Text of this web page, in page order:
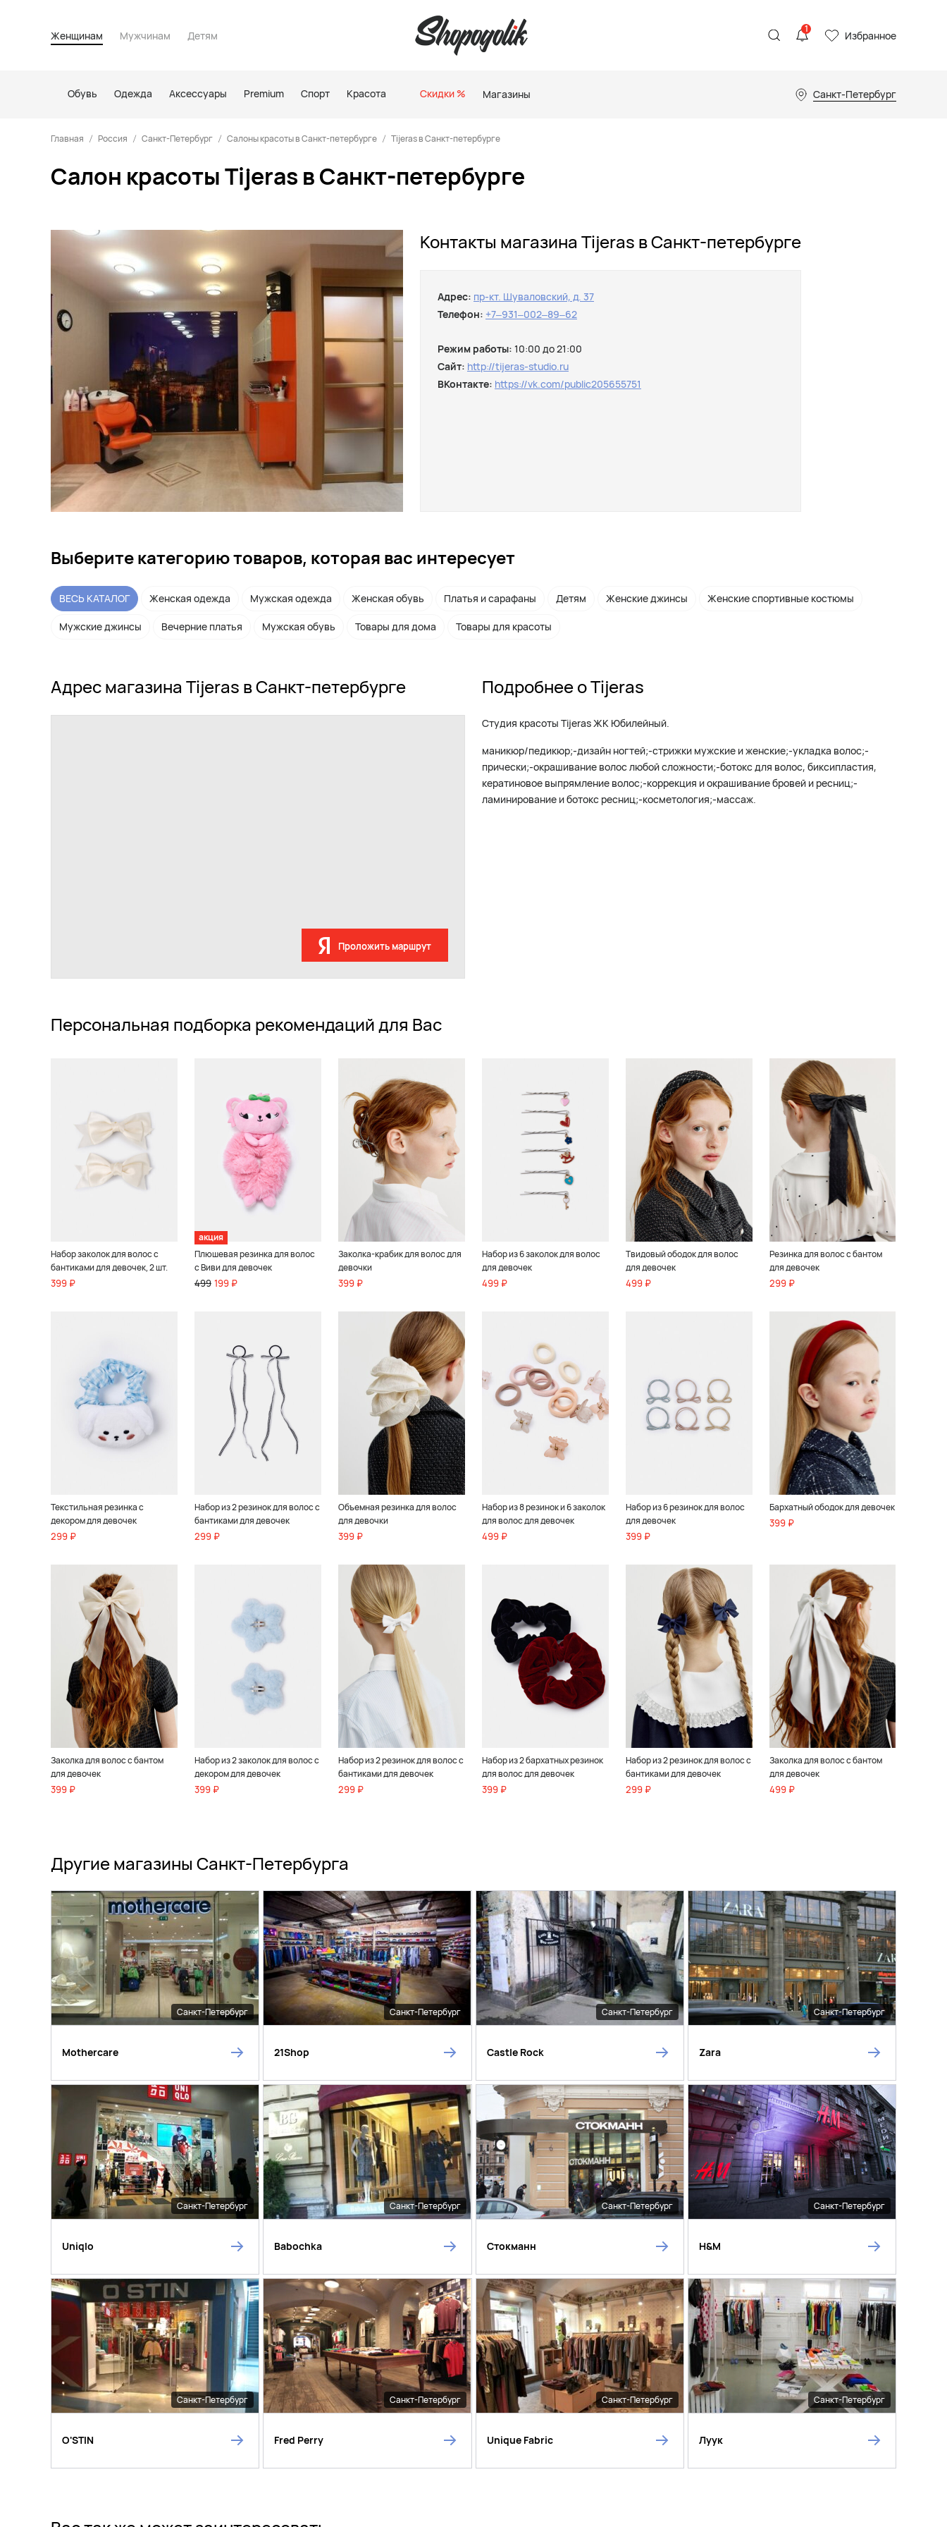
Женщинам Мужчинам Детям
1 Избранное
Обувь Одежда Аксессуары Premium Спорт Красота Скидки % Магазины Санкт-Петербург
Главная Россия Санкт-Петербург Салоны красоты в Санкт-петербурге Tijeras в Санкт-петербурге
Салон красоты Tijeras в Санкт-петербурге
Контакты магазина Tijeras в Санкт-петербурге
Адрес: пр-кт. Шуваловский, д. 37
Телефон: +7‒931‒002‒89‒62
Режим работы: 10:00 до 21:00
Сайт: http://tijeras-studio.ru
ВКонтакте: https://vk.com/public205655751
Выберите категорию товаров, которая вас интересует
ВЕСЬ КАТАЛОГ Женская одежда Мужская одежда Женская обувь Платья и сарафаны Детям Женские джинсы Женские спортивные костюмы
Мужские джинсы Вечерние платья Мужская обувь Товары для дома Товары для красоты
Адрес магазина Tijeras в Санкт-петербурге
Проложить маршрут
Подробнее о Tijeras
Студия красоты Tijeras ЖК Юбилейный.
маникюр/педикюр;-дизайн ногтей;-стрижки мужские и женские;-укладка волос;-
прически;-окрашивание волос любой сложности;-ботокс для волос, биксипластия,
кератиновое выпрямление волос;-коррекция и окрашивание бровей и ресниц;-
ламинирование и ботокс ресниц;-косметология;-массаж.
Персональная подборка рекомендаций для Вас
Набор заколок для волос с
бантиками для девочек, 2 шт.
399 ₽
акция
Плюшевая резинка для волос
с Виви для девочек
499 199 ₽
Заколка-крабик для волос для
девочки
399 ₽
Набор из 6 заколок для волос
для девочек
499 ₽
Твидовый ободок для волос
для девочек
499 ₽
Резинка для волос с бантом
для девочек
299 ₽
Текстильная резинка с
декором для девочек
299 ₽
Набор из 2 резинок для волос с
бантиками для девочек
299 ₽
Объемная резинка для волос
для девочки
399 ₽
Набор из 8 резинок и 6 заколок
для волос для девочек
499 ₽
Набор из 6 резинок для волос
для девочек
399 ₽
Бархатный ободок для девочек
399 ₽
Заколка для волос с бантом
для девочек
399 ₽
Набор из 2 заколок для волос с
декором для девочек
399 ₽
Набор из 2 резинок для волос с
бантиками для девочек
299 ₽
Набор из 2 бархатных резинок
для волос для девочек
399 ₽
Набор из 2 резинок для волос с
бантиками для девочек
299 ₽
Заколка для волос с бантом
для девочек
499 ₽
Другие магазины Санкт-Петербурга
Санкт-Петербург
Mothercare
Санкт-Петербург
21Shop
Санкт-Петербург
Castle Rock
Санкт-Петербург
Zara
Санкт-Петербург
Uniqlo
Санкт-Петербург
Babochka
Санкт-Петербург
Стокманн
Санкт-Петербург
H&M
Санкт-Петербург
O'STIN
Санкт-Петербург
Fred Perry
Санкт-Петербург
Unique Fabric
Санкт-Петербург
Луук